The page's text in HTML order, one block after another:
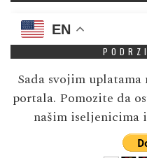
EN
Sada svojim
portala. Pomozite da
našim iseljenicima